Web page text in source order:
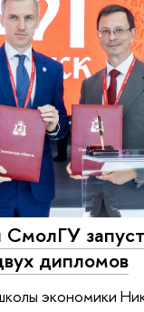
дипломов
экономики